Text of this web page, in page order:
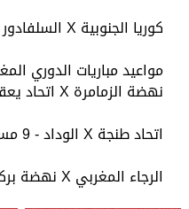
كوريا الجنوبية X السلفادور - 4 فجر الخميس
مواعيد مباريات الدوري
نهضة الزمامرة X اتحاد يعقوب المنصور - 7 مساء
اتحاد طنجة X الوداد - 9 مساء
الرجاء المغربي X نهضة بركان - 11 مساء